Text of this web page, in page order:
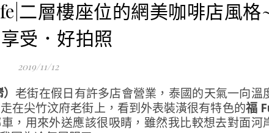
二層樓座位的網美咖啡店風格
受．好拍照
2019/11/12
老街在假日有許多店會營業，泰國的天氣一向溫
在尖竹汶府老街上，看到外表裝潢很有特色的福
，用來外送應該很吸睛，雖然我比較想去對面河